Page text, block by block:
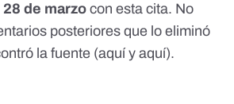
de marzocon esta cita. No
posteriores que lo eliminó
la fuente (aquíyaquí).